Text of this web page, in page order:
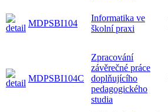
MDPSBI104
Informatika ve
školní praxi
MDPSBI104C
Zpracování
závěrečné práce
doplňujícího
pedagogického
studia